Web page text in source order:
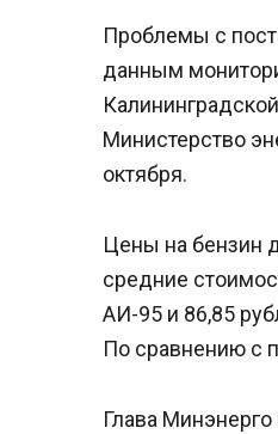
Проблемы с
данным
Министерство
октября.
Цены на бензин
средние
АИ-95 и 86,85
По сравнению с
Глава